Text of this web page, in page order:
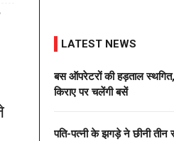
LATEST NEWS
बस ऑपरेटरों की हड़ताल
किराए पर चलेंगी बसें
पति-पत्नी के झगड़े ने छीनी